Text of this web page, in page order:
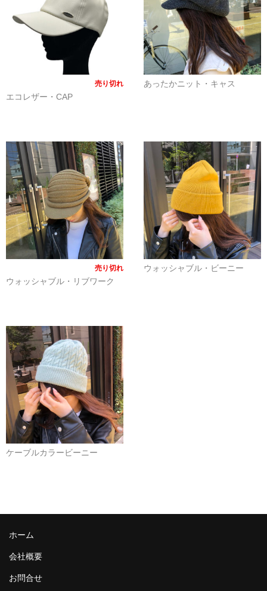
売り切れ
エコレザー・CAP
あったかニット・キャス
売り切れ
ウォッシャブル・リブワーク
ウォッシャブル・ビーニー
ケーブルカラービーニー
ホーム
会社概要
お問合せ